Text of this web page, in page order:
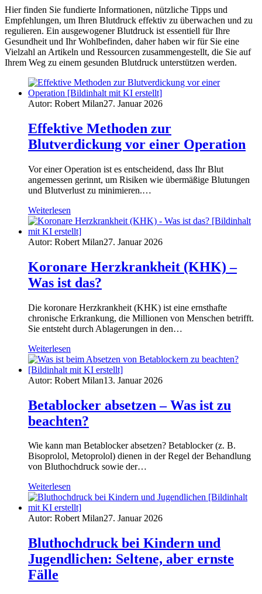
Hier finden Sie fundierte Informationen, nützliche Tipps und
Empfehlungen, um Ihren Blutdruck effektiv zu überwachen und zu
regulieren. Ein ausgewogener Blutdruck ist essentiell für Ihre
Gesundheit und Ihr Wohlbefinden, daher haben wir für Sie eine
Vielzahl an Artikeln und Ressourcen zusammengestellt, die Sie auf
Ihrem Weg zu einem gesunden Blutdruck unterstützen werden.
Autor: Robert Milan27. Januar 2026
Effektive Methoden zur
Blutverdickung vor einer Operation
Vor einer Operation ist es entscheidend, dass Ihr Blut
angemessen gerinnt, um Risiken wie übermäßige Blutungen
und Blutverlust zu minimieren.…
Weiterlesen
Autor: Robert Milan27. Januar 2026
Koronare Herzkrankheit (KHK) –
Was ist das?
Die koronare Herzkrankheit (KHK) ist eine ernsthafte
chronische Erkrankung, die Millionen von Menschen betrifft.
Sie entsteht durch Ablagerungen in den…
Weiterlesen
Autor: Robert Milan13. Januar 2026
Betablocker absetzen – Was ist zu
beachten?
Wie kann man Betablocker absetzen? Betablocker (z. B.
Bisoprolol, Metoprolol) dienen in der Regel der Behandlung
von Bluthochdruck sowie der…
Weiterlesen
Autor: Robert Milan27. Januar 2026
Bluthochdruck bei Kindern und
Jugendlichen: Seltene, aber ernste
Fälle